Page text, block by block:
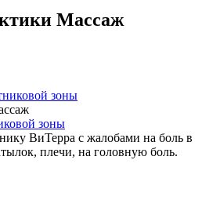
Массаж
зоны
ВиТерра с жалобами на боль в
плечи, на головную боль.